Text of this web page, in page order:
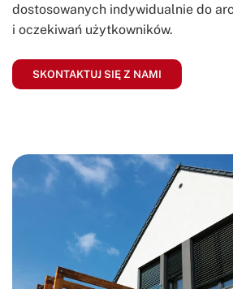
dostosowanych indywidualnie do
i oczekiwań użytkowników.
SKONTAKTUJ SIĘ Z NAMI